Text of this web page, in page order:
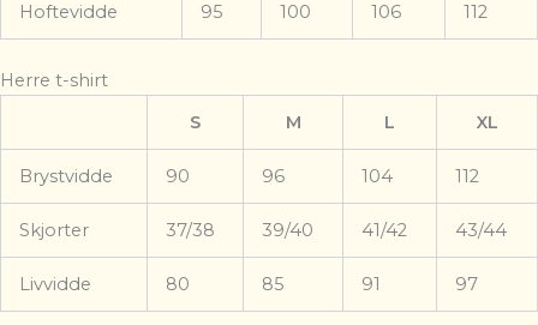
Hoftevidde 95 100 106 112
Herre t-shirt
S
M L XL
Brystvidde 90 96 104 112
Skjorter 37/38 39/40 41/42 43/44
Livvidde 80 85 91 97